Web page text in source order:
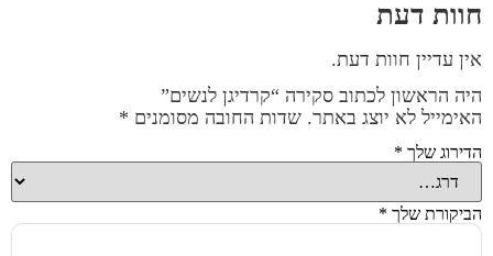
חוות דעת
אין עדיין חוות דעת.
היה הראשון לכתוב סקירה “קרדיגן לנשים”
האימייל לא יוצג באתר. שדות החובה מסומנים *
הדירוג שלך *
הביקורת שלך *